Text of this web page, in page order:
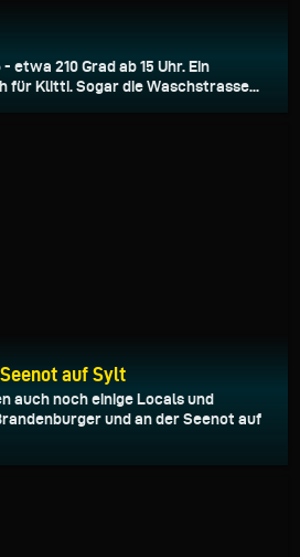
etwa 210 Grad ab 15 Uhr. Ein
für Klitti. Sogar die Waschstrasse...
auf Sylt
auch noch einige Locals und
und an der Seenot auf